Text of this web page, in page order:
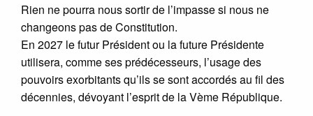
Rien ne pourra nous sortir de l’impasse si nous ne
changeons pas de Constitution.
En 2027 le futur Président ou la future Présidente
utilisera, comme ses prédécesseurs, l’usage des
pouvoirs exorbitants qu’ils se sont accordés au fil des
décennies, dévoyant l’esprit de la Vème République.